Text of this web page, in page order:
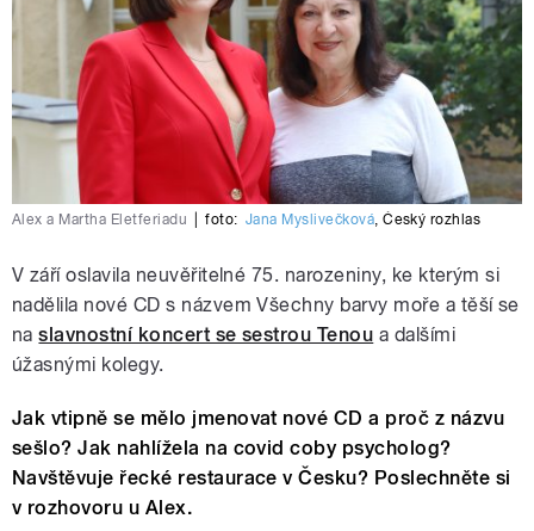
Alex a Martha Eletferiadu foto: Jana Myslivečková,Český rozhlas
V září oslavila neuvěřitelné 75. narozeniny, ke kterým si
nadělila nové CD s názvem Všechny barvy moře a těší se
naslavnostní koncert se sestrou Tenou a dalšími
úžasnými kolegy.
Jak vtipně se mělo jmenovat nové CD a proč z názvu
sešlo? Jak nahlížela na covid coby psycholog?
Navštěvuje řecké restaurace v Česku? Poslechněte si
v rozhovoru u Alex.